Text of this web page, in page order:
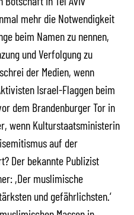
mehr die Notwendigkeit
beim Namen zu nennen,
und Verfolgung zu
der Medien, wenn
Israel-Flaggen beim
dem Brandenburger Tor in
wenn Kulturstaatsministerin
auf der
Der bekannte Publizist
,Der muslimische
und gefährlichsten.‘